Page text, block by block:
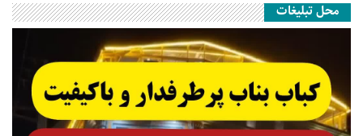
محل تبلیغات